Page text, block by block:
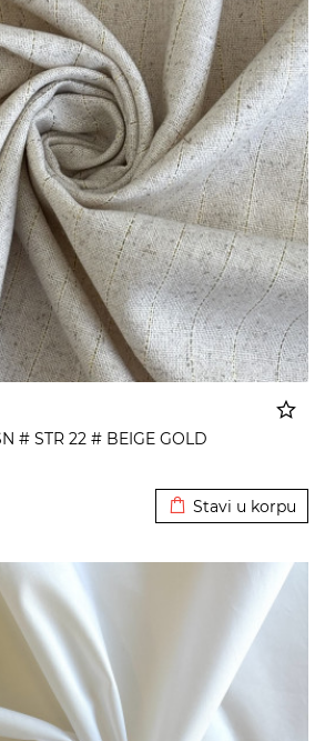
# STR 22 # BEIGE GOLD
Stavi u korpu